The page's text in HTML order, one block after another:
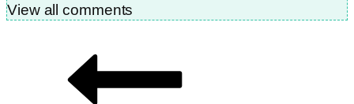
View all comments